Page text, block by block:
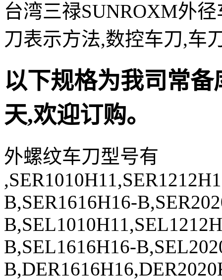
台湾三禄SUNROXM外
刀表示方法,数控车刀,车
以下规格为我司常
天,欢迎订购。
外螺纹车刀型号有
B,SER1616H16-
B,SEL1616H16-